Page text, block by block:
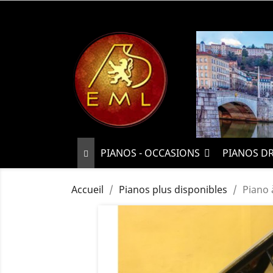
PIANOS - OCCASIONS PIANOS
Accueil Pianos plus disponibles Piano